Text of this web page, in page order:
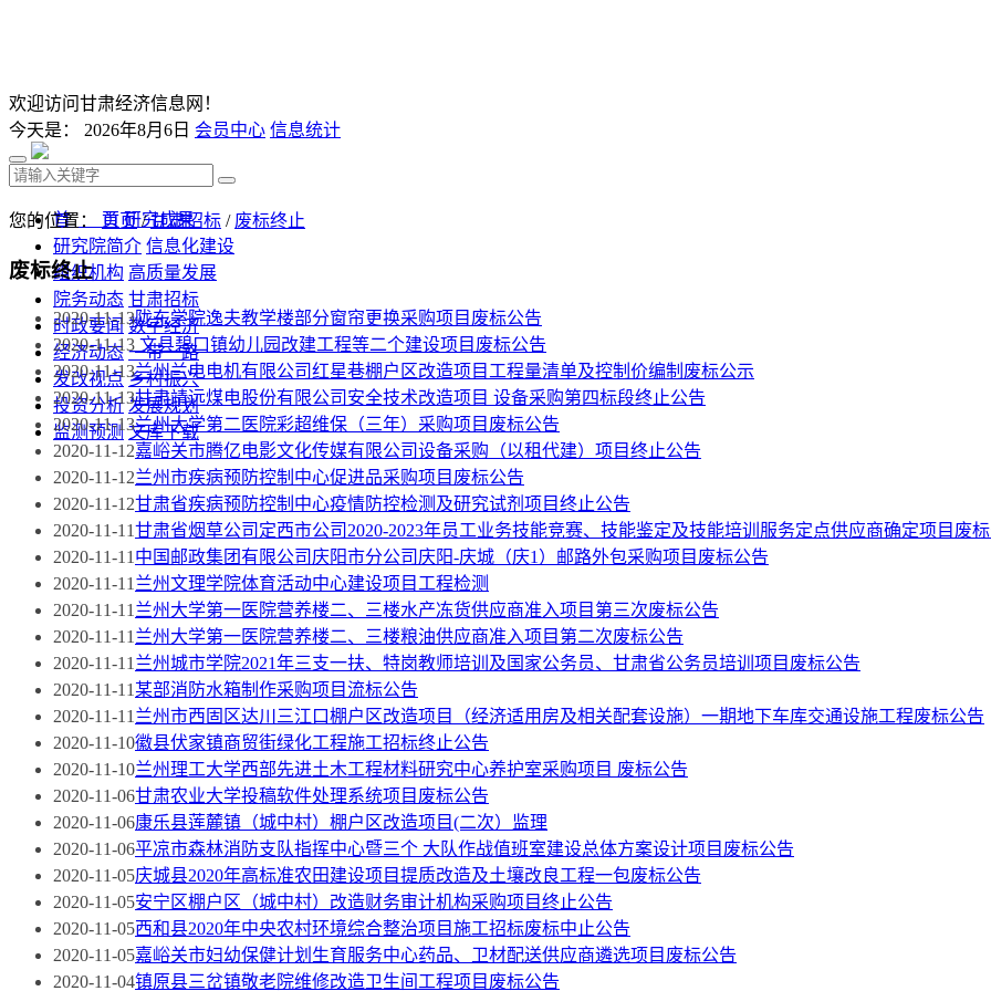
欢迎访问甘肃经济信息网！
今天是： 2026年8月6日 会员中心 信息统计
首 页 研究成果
研究院简介 信息化建设
组织机构 高质量发展
院务动态 甘肃招标
时政要闻 数字经济
经济动态 一带一路
发改视点 乡村振兴
投资分析 发展规划
监测预测 文库下载
您的位置： 首页/甘肃招标 / 废标终止
废标终止
2020-11-13陇东学院逸夫教学楼部分窗帘更换采购项目废标公告
2020-11-13 文县碧口镇幼儿园改建工程等二个建设项目废标公告
2020-11-13兰州兰电电机有限公司红星巷棚户区改造项目工程量清单及控制价编制废标公示
2020-11-13甘肃靖远煤电股份有限公司安全技术改造项目 设备采购第四标段终止公告
2020-11-13兰州大学第二医院彩超维保（三年）采购项目废标公告
2020-11-12嘉峪关市腾亿电影文化传媒有限公司设备采购（以租代建）项目终止公告
2020-11-12兰州市疾病预防控制中心促进品采购项目废标公告
2020-11-12甘肃省疾病预防控制中心疫情防控检测及研究试剂项目终止公告
2020-11-11甘肃省烟草公司定西市公司2020-2023年员工业务技能竞赛、技能鉴定及技能培训服务定点供应商确定项目废
2020-11-11中国邮政集团有限公司庆阳市分公司庆阳-庆城（庆1）邮路外包采购项目废标公告
2020-11-11兰州文理学院体育活动中心建设项目工程检测
2020-11-11兰州大学第一医院营养楼二、三楼水产冻货供应商准入项目第三次废标公告
2020-11-11兰州大学第一医院营养楼二、三楼粮油供应商准入项目第二次废标公告
2020-11-11兰州城市学院2021年三支一扶、特岗教师培训及国家公务员、甘肃省公务员培训项目废标公告
2020-11-11某部消防水箱制作采购项目流标公告
2020-11-11兰州市西固区达川三江口棚户区改造项目（经济适用房及相关配套设施）一期地下车库交通设施工程废标公告
2020-11-10徽县伏家镇商贸街绿化工程施工招标终止公告
2020-11-10兰州理工大学西部先进土木工程材料研究中心养护室采购项目 废标公告
2020-11-06甘肃农业大学投稿软件处理系统项目废标公告
2020-11-06康乐县莲麓镇（城中村）棚户区改造项目(二次）监理
2020-11-06平凉市森林消防支队指挥中心暨三个 大队作战值班室建设总体方案设计项目废标公告
2020-11-05庆城县2020年高标准农田建设项目提质改造及土壤改良工程一包废标公告
2020-11-05安宁区棚户区（城中村）改造财务审计机构采购项目终止公告
2020-11-05西和县2020年中央农村环境综合整治项目施工招标废标中止公告
2020-11-05嘉峪关市妇幼保健计划生育服务中心药品、卫材配送供应商遴选项目废标公告
2020-11-04镇原县三岔镇敬老院维修改造卫生间工程项目废标公告